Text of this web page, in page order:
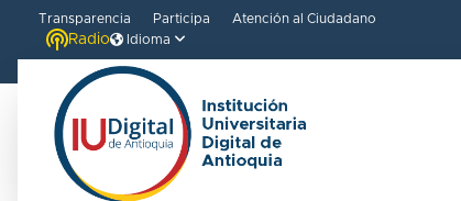
Transparencia Participa Atención al Ciudadano
Radio Idioma
/Entérate/Somos IUD